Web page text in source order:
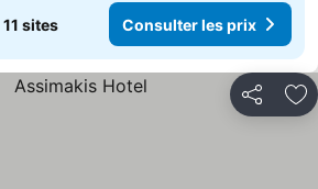
11 sites Consulter les prix
Partager